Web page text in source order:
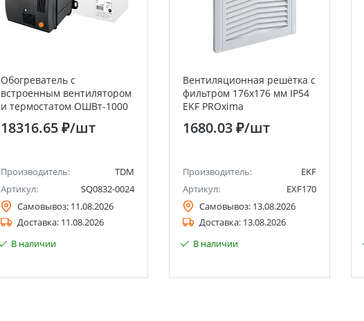
Обогреватель с
встроенным вентилятором
и термостатом ОШВт-1000
240В 1 кВт TDM
18316.65 ₽/шт
Производитель:
TDM
Артикул:
SQ0832-0024
Самовывоз: 11.08.2026
Доставка: 11.08.2026
В наличии
Вентиляционная решётка с
фильтром 176x176 мм IP54
EKF PROxima
1680.03 ₽/шт
Производитель:
EKF
Артикул:
EXF170
Самовывоз: 13.08.2026
Доставка: 13.08.2026
В наличии